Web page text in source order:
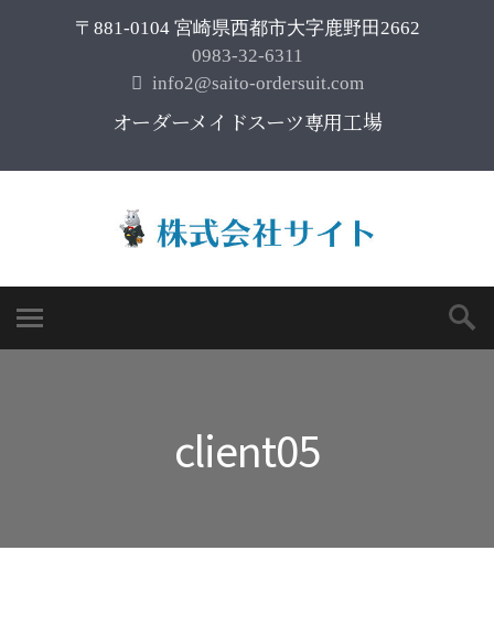
〒881-0104 宮崎県西都市大字鹿野田2662
0983-32-6311
info2@saito-ordersuit.com
オーダーメイドスーツ専用工場
client05